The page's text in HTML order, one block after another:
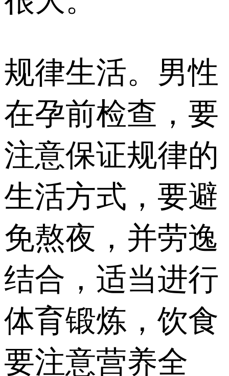
规律生活。男性
在孕前检查，要
注意保证规律的
生活方式，要避
免熬夜，并劳逸
结合，适当进行
体育锻炼，饮食
要注意营养全